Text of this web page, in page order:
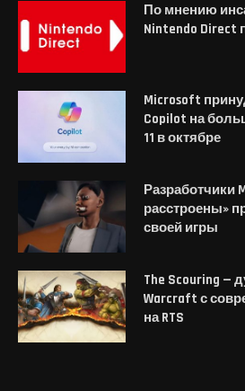
По мнению
Nintendo Direct
Microsoft
Copilot на
11 в октябре
Разработчики
расстроены»
своей игры
The Scouring —
Warcraft с
на RTS